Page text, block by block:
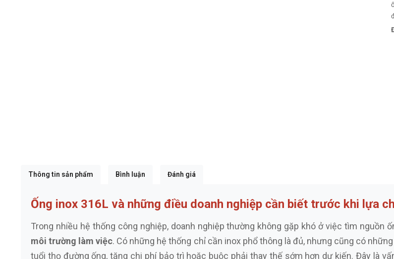
Thông tin sản phẩm Bình luận Đánh giá
Ống inox 316L và những điều doanh nghiệp cần biết trước khi lựa
Trong nhiều hệ thống công nghiệp, doanh nghiệp thường không gặp khó ở việc tìm nguồn
môi trường làm việc. Có những hệ thống chỉ cần inox phổ thông là đủ, nhưng cũng có
tuổi thọ đường ống, tăng chi phí bảo trì hoặc buộc phải thay thế sớm hơn dự kiến. Đây là